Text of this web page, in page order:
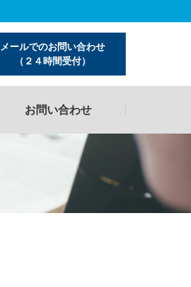
メールでのお問い合わせ
（２４時間受付）
お問い合わせ